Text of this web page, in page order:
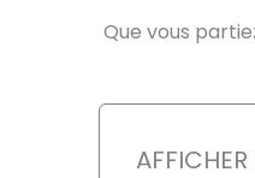
Que vous